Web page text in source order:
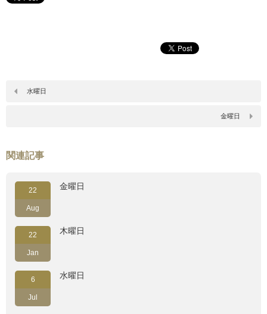
水曜日
金曜日
関連記事
22
Aug
金曜日
22
Jan
木曜日
6
Jul
水曜日